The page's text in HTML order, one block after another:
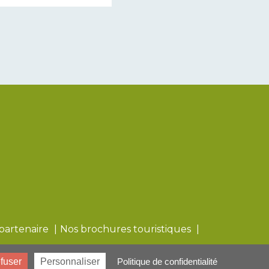
Nos brochures touristiques
Personnaliser Politique de confidentialité